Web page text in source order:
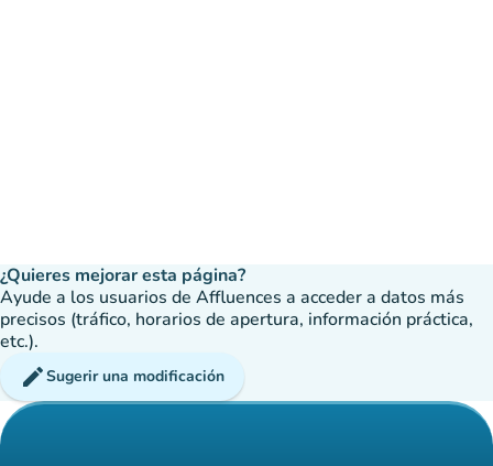
¿Quieres mejorar esta página?
Ayude a los usuarios de Affluences a acceder a datos más
precisos (tráfico, horarios de apertura, información práctica,
etc.).
editSugerir una modificación